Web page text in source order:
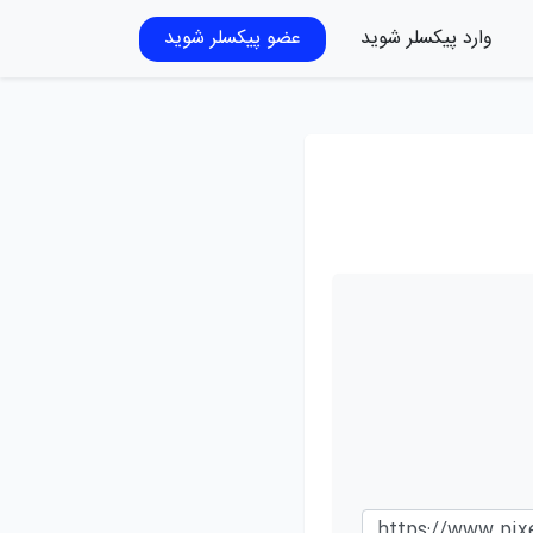
وارد پیکسلر شوید عضو پیکسلر شوید